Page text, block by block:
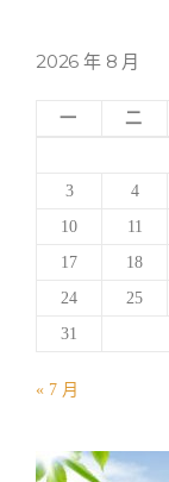
2026 年 8 月
一 二
3
4
10
11
17
18
24
25
31
« 7 月